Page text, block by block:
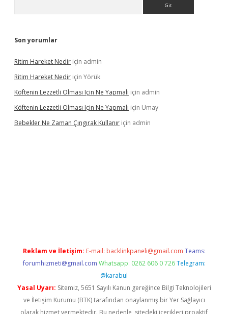
Son yorumlar
Ritim Hareket Nedir için admin
Ritim Hareket Nedir için Yörük
Köftenin Lezzetli Olması Için Ne Yapmalı için admin
Köftenin Lezzetli Olması Için Ne Yapmalı için Umay
Bebekler Ne Zaman Çıngırak Kullanır için admin
Reklam ve İletişim: E-mail: backlinkpaneli@gmail.com Teams:
forumhizmeti@gmail.com Whatsapp: 0262 606 0 726 Telegram:
@karabul
Yasal Uyarı: Sitemiz, 5651 Sayılı Kanun gereğince Bilgi Teknolojileri
ve İletişim Kurumu (BTK) tarafından onaylanmış bir Yer Sağlayıcı
olarak hizmet vermektedir. Bu nedenle, sitedeki içerikleri proaktif